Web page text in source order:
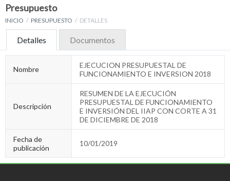
Presupuesto
INICIO PRESUPUESTO DETALLES
Detalles Documentos
Nombre
EJECUCION PRESUPUESTAL DE
FUNCIONAMIENTO E INVERSION 2018
Descripción
RESUMEN DE LA EJECUCIÓN
PRESUPUESTAL DE FUNCIONAMIENTO
E INVERSIÓN DEL IIAP CON CORTE A 31
DE DICIEMBRE DE 2018
Fecha de
publicación
10/01/2019